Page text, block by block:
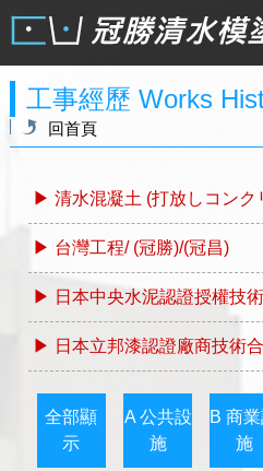
工事經歷 Works
回首頁
▶ 清水混凝土 (打放しコンク
▶ 台灣工程/ (冠勝)/(冠昌)
▶ 日本中央水泥認證授權技
▶ 日本立邦漆認證廠商技術
全部顯
示
A 公共設
施
B 商
施